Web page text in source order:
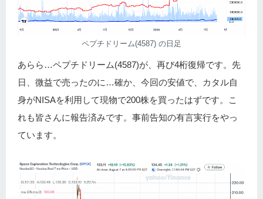
ペプチドリーム(4587) の日足
あらら…ペプチドリーム(4587)が、再び4桁復帰です。先
日、微益で売ったのに…確か、今回の安値で、カタル自
身がNISAを利用して現物で200株を買ったはずです。こ
れも皆さんに報告済みです。事前告知の有言実行をやっ
ています。